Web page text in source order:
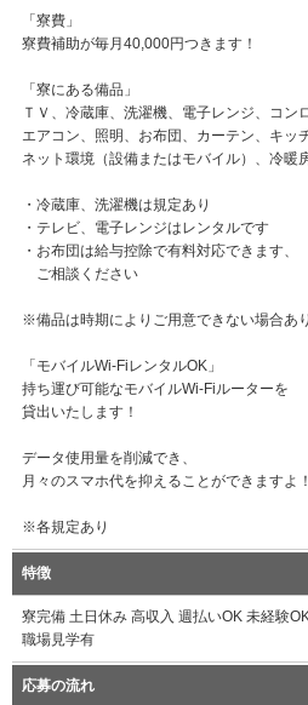
「寮費」
寮費補助が毎月40,000円つきます！
「寮にある備品」
ＴＶ、冷蔵庫、洗濯機、電子レンジ、コンロ
エアコン、照明、お布団、カーテン、キッ
ネット環境（設備またはモバイル）、冷暖
・冷蔵庫、洗濯機は規定あり
・テレビ、電子レンジはレンタルです
・お布団は給与控除で有料対応できます、
ご相談ください
※備品は時期によりご用意できない場合あり
「モバイルWi-FiレンタルOK」
持ち運び可能なモバイルWi-Fiルーターを
貸出いたします！
データ使用量を削減でき、
月々のスマホ代を抑えることができますよ！
※各規定あり
特徴
寮完備 土日休み 高収入 週払いOK 未経験
職場見学有
応募の流れ